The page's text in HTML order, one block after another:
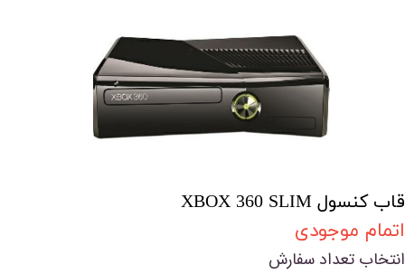
قاب کنسول XBOX 360 SLIM
اتمام موجودی
انتخاب تعداد سفارش